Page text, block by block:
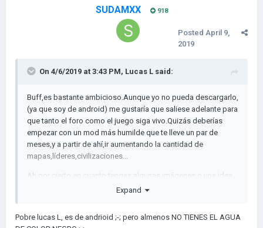
sea, si no, te invito a que hagas lo mismo que yo, lo termines
antes y wuala. También ni es un mod supremo, ultra
gigantesco y demas boludeces, es simplemente una
recopilación, solamente eso!
salu2
SUDAMXX 918
Posted April 9,
2019
On 4/6/2019 at 3:43 PM, Lucas L said:
Buff,es bastante ambicioso.Aunque yo no pueda descargarlo,
(ya que soy de android) me gustaría que saliese adelante para
que tanto el foro como el juego siga vivo.Quizás deberías
empezar con un mod más humilde que te lleve un par de
meses,y a partir de ahí,ir aumentando la cantidad de
mapas,líderes,civilizaciones...
Ah,por cierto,en cuanto tengas algunas imágenes o una idea
más estructurada con más objetivos,etc. Me lo dices,y si
Expand
Pobre lucas L, es de andrioid ;-; pero almenos NO TIENES EL AGUA